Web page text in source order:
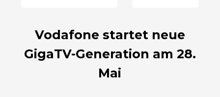
Vodafone startet neue
GigaTV-Generation am 28.
Mai